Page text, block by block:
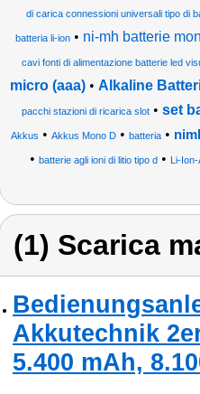
di carica connessioni universali tipo di
batteria li-ion• ni-mh batterie
cavi fonti di alimentazione batterie led
micro (aaa)• Alkaline
pacchi stazioni di ricarica slot• set
Akkus • Akkus Mono D • batteria •
• batterie agli ioni di litio tipo d• Li-
(1) Scarica
Akkutechnik
5.400 mAh,